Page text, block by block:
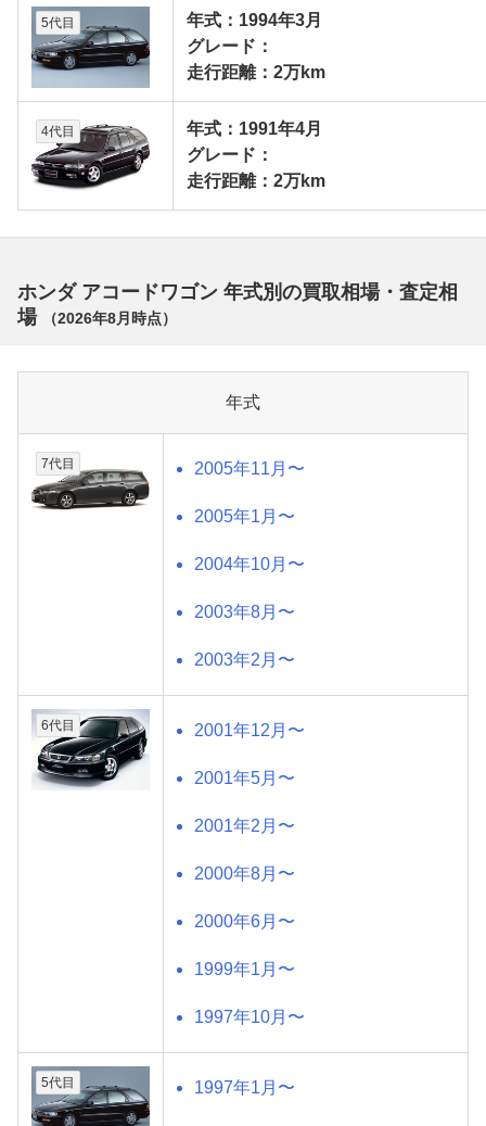
5代目
年式：1994年3月
グレード：
走行距離：2万km
4代目
年式：1991年4月
グレード：
走行距離：2万km
ホンダ アコードワゴン 年式別の買取相場・査定相
場
（2026年8月 時点）
年式
7代目 2005年11月〜
2005年1月〜
2004年10月〜
2003年8月〜
2003年2月〜
6代目 2001年12月〜
2001年5月〜
2001年2月〜
2000年8月〜
2000年6月〜
1999年1月〜
1997年10月〜
5代目 1997年1月〜